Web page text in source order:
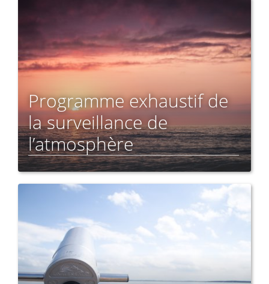
Programme exhaustif de
la surveillance de
l’atmosphère